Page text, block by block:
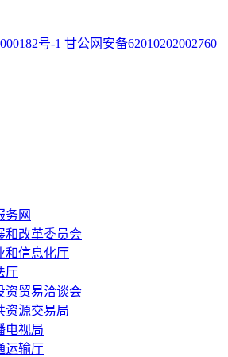
号-1 甘公网安备62010202002760
务网
和改革委员会
和信息化厅
厅
资贸易洽谈会
资源交易局
电视局
运输厅